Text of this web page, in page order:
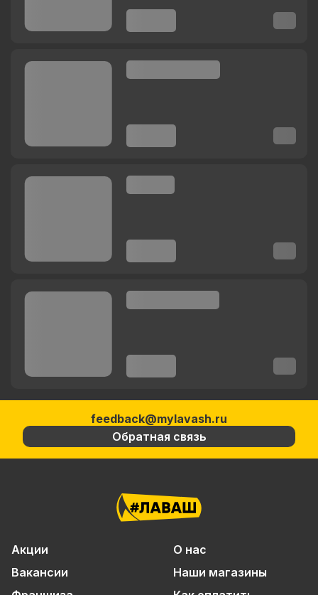
feedback@mylavash.ru
Обратная связь
Акции
О нас
Вакансии
Наши магазины